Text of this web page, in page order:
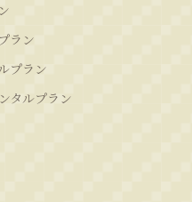
ラン
プラン
タルプラン